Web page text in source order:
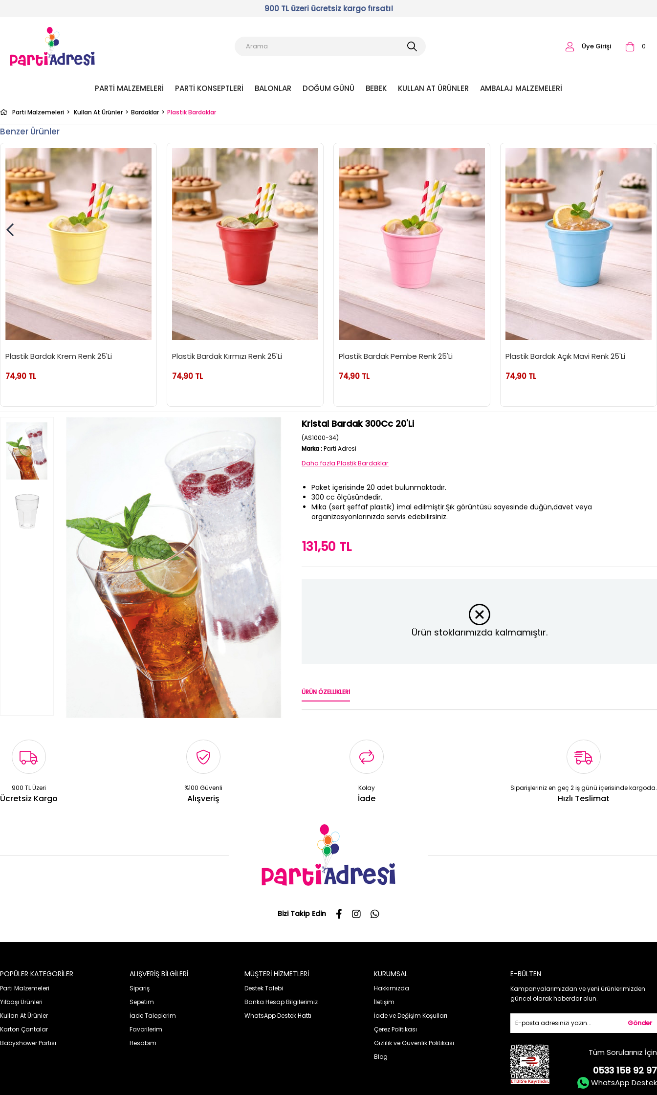
900 TL üzeri ücretsiz kargo fırsatı!
0
Üye Girişi
PARTI MALZEMELERI PARTI KONSEPTLERI BALONLAR DOĞUM GÜNÜ BEBEK KULLAN AT ÜRÜNLER AMBALAJ MALZEMELERI
Parti Malzemeleri Kullan At Ürünler Bardaklar Plastik Bardaklar
Benzer Ürünler
Plastik Bardak Krem Renk 25'Li
74,90 TL
Plastik Bardak Kırmızı Renk 25'Li
74,90 TL
Plastik Bardak Pembe Renk 25'Li
74,90 TL
Plastik Bardak Açık Mavi Renk 25'Li
74,90 TL
›
Kristal Bardak 300Cc 20'Li
(AS1000-34)
Marka:Parti Adresi
Daha fazla Plastik Bardaklar
Paket içerisinde 20 adet bulunmaktadır.
300 cc ölçüsündedir.
Mika (sert şeffaf plastik) imal edilmiştir.Şık görüntüsü sayesinde düğün,davet veya
organizasyonlarınızda servis edebilirsiniz.
131,50 TL
Ürün stoklarımızda kalmamıştır.
ÜRÜN ÖZELLIKLERI
900 TL Üzeri
Ücretsiz Kargo
%100 Güvenli
Alışveriş
Kolay
İade
Siparişleriniz en geç 2 iş günü içerisinde kargoda.
Hızlı Teslimat
Bizi Takip Edin
POPÜLER KATEGORİLER
Parti Malzemeleri
Yılbaşı Ürünleri
Kullan At Ürünler
Karton Çantalar
Babyshower Partisi
ALIŞVERİŞ BİLGİLERİ
Sipariş
Sepetim
İade Taleplerim
Favorilerim
Hesabım
MÜŞTERİ HİZMETLERİ
Destek Talebi
Banka Hesap Bilgilerimiz
WhatsApp Destek Hattı
KURUMSAL
Hakkımızda
İletişim
İade ve Değişim Koşulları
Çerez Politikası
Gizlilik ve Güvenlik Politikası
Blog
E-BÜLTEN
Kampanyalarımızdan ve yeni ürünlerimizden
güncel olarak haberdar olun.
Gönder
Tüm Sorularınız İçin
0533 158 92 97
WhatsApp Destek